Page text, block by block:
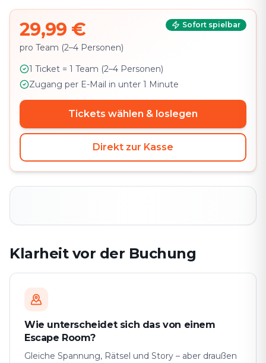
29,99 €
pro Team (2–4 Personen)
Sofort spielbar
1 Ticket = 1 Team (2–4 Personen)
Zugang per E-Mail in unter 1 Minute
Tickets wählen & loslegen
Direkt zur Kasse
Klarheit vor der Buchung
Wie unterscheidet sich das von einem
Escape Room?
Gleiche Spannung, Rätsel und Story – aber draußen